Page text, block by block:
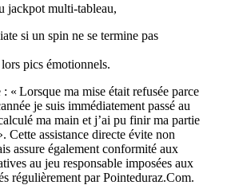
jackpot multi‑tableau,
si un spin ne se termine pas
pics émotionnels.
« Lorsque ma mise était refusée parce
je suis immédiatement passé au
ma main et j’ai pu finir ma partie
Cette assistance directe évite non
assure également conformité aux
au jeu responsable imposées aux
régulièrement par Pointeduraz.Com.